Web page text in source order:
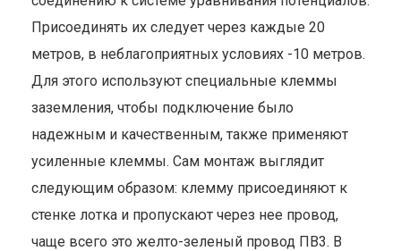
Присоединять их следует через каждые 20
метров, в неблагоприятных условиях -10 метров.
Для этого используют специальные клеммы
заземления, чтобы подключение было
надежным и качественным, также применяют
усиленные клеммы. Сам монтаж выглядит
следующим образом: клемму присоединяют к
стенке лотка и пропускают через нее провод,
чаще всего это желто-зеленый провод ПВ3. В